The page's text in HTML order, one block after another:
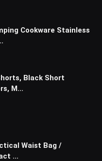
Cookware Stainless
Black Short
M...
Waist Bag /
...